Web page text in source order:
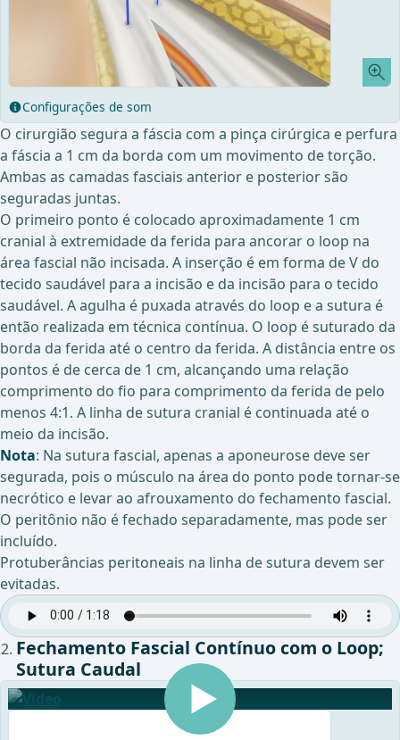
Configurações de som
O cirurgião segura a fáscia com a pinça cirúrgica e perfura
a fáscia a 1 cm da borda com um movimento de torção.
Ambas as camadas fasciais anterior e posterior são
seguradas juntas.
O primeiro ponto é colocado aproximadamente 1 cm
cranial à extremidade da ferida para ancorar o loop na
área fascial não incisada. A inserção é em forma de V do
tecido saudável para a incisão e da incisão para o tecido
saudável. A agulha é puxada através do loop e a sutura é
então realizada em técnica contínua. O loop é suturado da
borda da ferida até o centro da ferida. A distância entre os
pontos é de cerca de 1 cm, alcançando uma relação
comprimento do fio para comprimento da ferida de pelo
menos 4:1. A linha de sutura cranial é continuada até o
meio da incisão.
Nota: Na sutura fascial, apenas a aponeurose deve ser
segurada, pois o músculo na área do ponto pode tornar-se
necrótico e levar ao afrouxamento do fechamento fascial.
O peritônio não é fechado separadamente, mas pode ser
incluído.
Protuberâncias peritoneais na linha de sutura devem ser
evitadas.
Fechamento Fascial Contínuo com o Loop;
Sutura Caudal